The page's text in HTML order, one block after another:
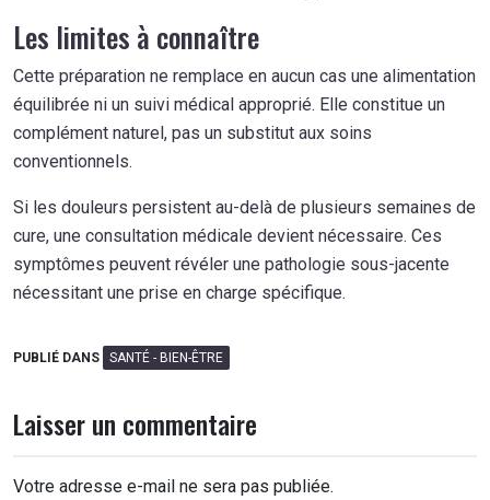
Les limites à connaître
Cette préparation ne remplace en aucun cas une alimentation
équilibrée ni un suivi médical approprié. Elle constitue un
complément naturel, pas un substitut aux soins
conventionnels.
Si les douleurs persistent au-delà de plusieurs semaines de
cure, une consultation médicale devient nécessaire. Ces
symptômes peuvent révéler une pathologie sous-jacente
nécessitant une prise en charge spécifique.
PUBLIÉ DANS SANTÉ - BIEN-ÊTRE
Laisser un commentaire
Votre adresse e-mail ne sera pas publiée.